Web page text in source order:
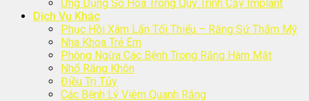
Ứng Dụng Số Hóa Trong Quy Trình Cấy Implant
Dịch Vụ Khác
Phục Hồi Xâm Lấn Tối Thiểu – Răng Sứ Thẩm Mỹ
Nha Khoa Trẻ Em
Phòng Ngừa Các Bệnh Trong Răng Hàm Mặt
Nhổ Răng Khôn
Điều Trị Tủy
Các Bệnh Lý Viêm Quanh Răng